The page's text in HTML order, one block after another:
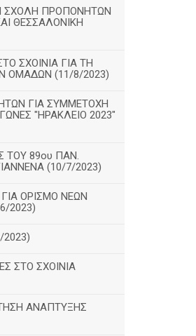
ΣΧΟΛΗ ΠΡΟΠΟΝΗΤΩΝ
ΘΕΣΣΑΛΟΝΙΚΗ
ΣΧΟΙΝΙΑ ΓΙΑ ΤΗ
ΟΜΑΔΩΝ (11/8/2023)
ΓΙΑ ΣΥΜΜΕΤΟΧΗ
"ΗΡΑΚΛΕΙΟ 2023"
ΤΟΥ 89ου ΠΑΝ.
(10/7/2023)
ΟΡΙΣΜΟ ΝΕΩΝ
2023)
ΣΤΟ ΣΧΟΙΝΙΑ
ΑΝΑΠΤΥΞΗΣ